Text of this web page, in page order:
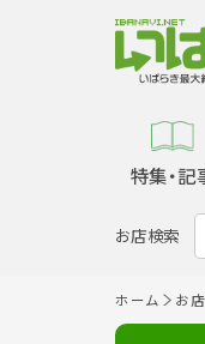
特集・記
お店検索
ホーム お